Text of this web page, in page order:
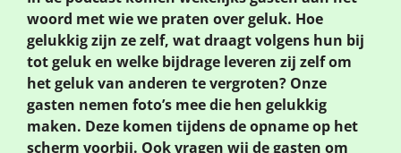
woord met wie we praten over geluk. Hoe
gelukkig zijn ze zelf, wat draagt volgens hun bij
tot geluk en welke bijdrage leveren zij zelf om
het geluk van anderen te vergroten? Onze
gasten nemen foto’s mee die hen gelukkig
maken. Deze komen tijdens de opname op het
scherm voorbij. Ook vragen wij de gasten om